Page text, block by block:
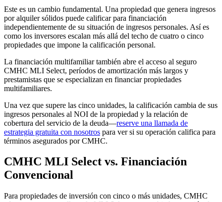
Este es un cambio fundamental. Una propiedad que genera ingresos
por alquiler sólidos puede calificar para financiación
independientemente de su situación de ingresos personales. Así es
como los inversores escalan más allá del techo de cuatro o cinco
propiedades que impone la calificación personal.
La financiación multifamiliar también abre el acceso al seguro
CMHC MLI Select, períodos de amortización más largos y
prestamistas que se especializan en financiar propiedades
multifamiliares.
Una vez que supere las cinco unidades, la calificación cambia de sus
ingresos personales al NOI de la propiedad y la relación de
cobertura del servicio de la deuda—reserve una llamada de
estrategia gratuita con nosotros para ver si su operación califica para
términos asegurados por CMHC.
CMHC MLI Select vs. Financiación
Convencional
Para propiedades de inversión con cinco o más unidades, CMHC